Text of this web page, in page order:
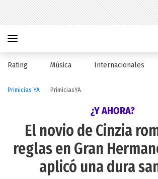
Rating Música Internacionales
Primicias YA PrimiciasYA
¿Y AHORA?
El novio de Cinzia
reglas en Gran
aplicó una dura